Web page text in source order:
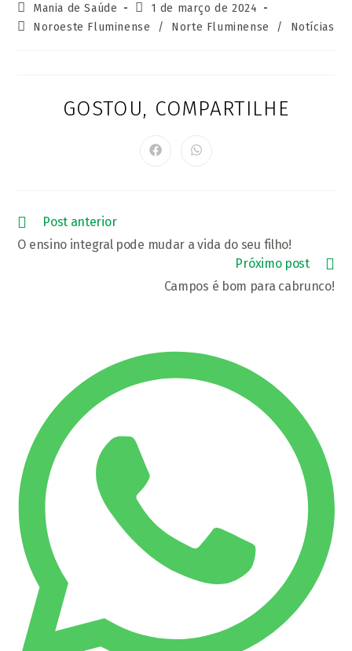
Autor
do
Mania de Saúde
Post
publicado:
1 de março de 2024
Categoria
Noroeste Fluminense / Norte Fluminense / Notícias
GOSTOU, COMPARTILHEESTE
Abre
Abre
Leia
artigos
Post anterior
O ensino integral pode mudar a vida do seu filho!
Próximo post
Campos é bom para cabrunco!